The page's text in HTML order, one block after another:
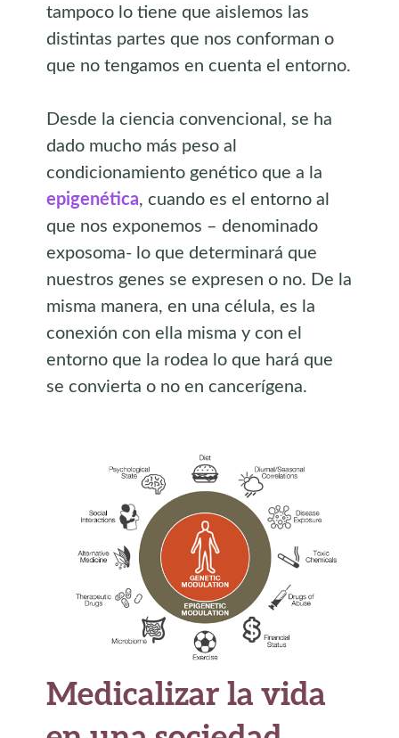
tampoco lo tiene que aislemos las
distintas partes que nos conforman o
que no tengamos en cuenta el entorno.
Desde la ciencia convencional, se ha
dado mucho más peso al
condicionamiento genético que a la
epigenética, cuando es el entorno al
que nos exponemos – denominado
exposoma- lo que determinará que
nuestros genes se expresen o no. De la
misma manera, en una célula, es la
conexión con ella misma y con el
entorno que la rodea lo que hará que
se convierta o no en cancerígena.
Medicalizar la vida